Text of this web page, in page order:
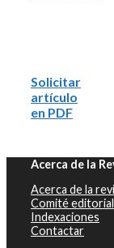
Solicitar
artículo
en PDF
Acerca de la
Acerca de la
Comité editorial
Indexaciones
Contactar